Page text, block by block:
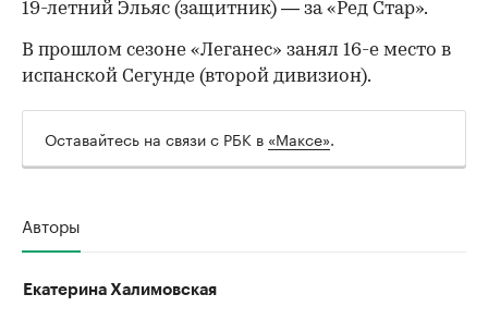
19-летний Эльяс (защитник) — за «Ред Стар».
В прошлом сезоне «Леганес» занял 16-е место в
испанской Сегунде (второй дивизион).
Оставайтесь на связи с РБК в «Максе».
Авторы
Екатерина Халимовская